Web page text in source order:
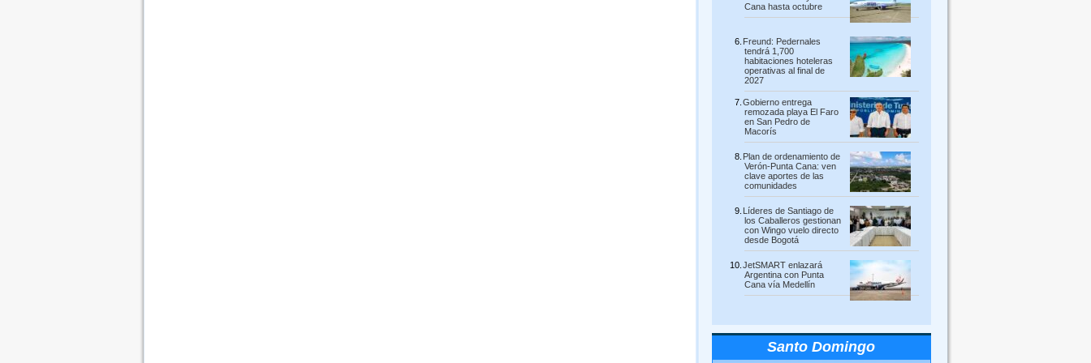
Cana hasta octubre
Freund: Pedernales
tendrá 1,700
habitaciones hoteleras
operativas al final de
2027
Gobierno entrega
remozada playa El Faro
en San Pedro de
Macorís
Plan de ordenamiento de
Verón-Punta Cana: ven
clave aportes de las
comunidades
Líderes de Santiago de
los Caballeros gestionan
con Wingo vuelo directo
desde Bogotá
JetSMART enlazará
Argentina con Punta
Cana vía Medellín
Santo Domingo